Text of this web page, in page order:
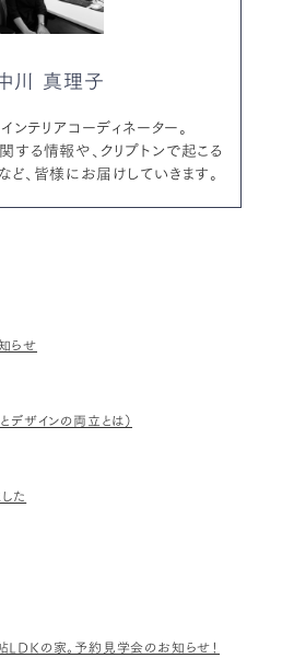
川 真理子
ンテリアコーディネーター。
する情報や、クリプトンで起こる
ど、皆様にお届けしていきます。
らせ
ザインの両立とは）
た
LDKの家。予約見学会のお知らせ！